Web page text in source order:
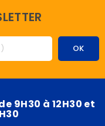
9H30 à 12H30 et